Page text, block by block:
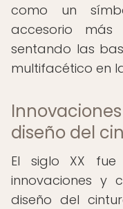
como un
accesorio más
sentando las
multifacético en
diseño del
El siglo XX
innovaciones y
diseño del